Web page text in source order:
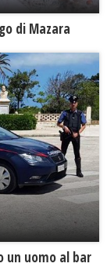
di Mazara
un uomo al bar